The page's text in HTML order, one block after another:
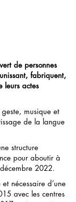
de personnes
fabriquent,
leurs actes
musique et
de la langue
structure
pour aboutir à
2022.
et nécessaire d’une
avec les centres